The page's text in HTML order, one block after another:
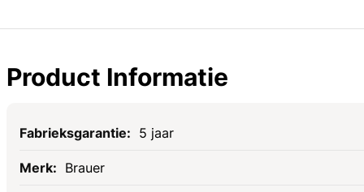
Product Informatie
Specificaties
5 jaar
Brauer